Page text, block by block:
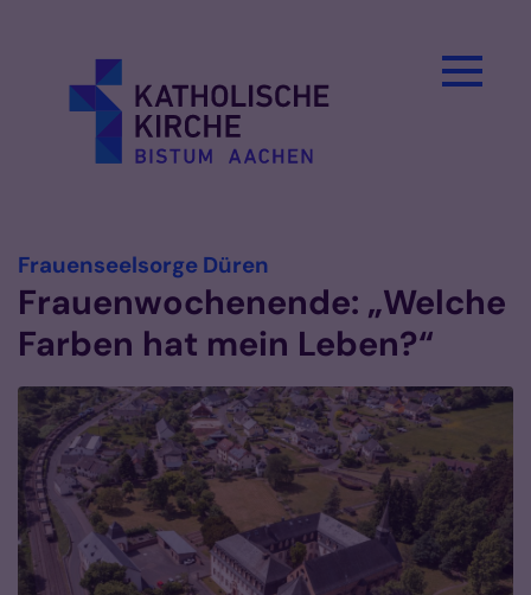
Frauenseelsorge Düren
Frauenwochenende: „Welche
Farben hat mein Leben?“